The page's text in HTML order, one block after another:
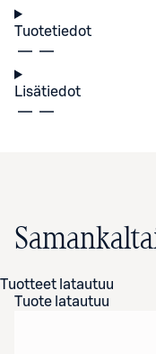
Tuotetiedot
Lisätiedot
Tuotteet latautuu
Tuote latautuu